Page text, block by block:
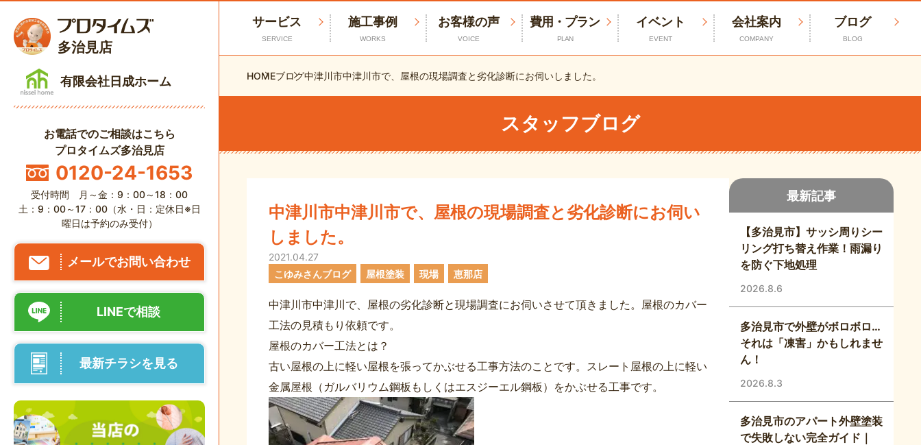
多治見店
有限会社日成ホーム
お電話でのご相談はこちら
プロタイムズ多治見店
0120-24-1653
受付時間 月～金：9：00～18：00
土：9：00～17：00（水・日：定休日※日
曜日は予約のみ受付）
メールでお問い合わせ
LINEで相談
最新チラシを見る
サービス
SERVICE
施工事例
WORKS
お客様の声
VOICE
費用・プラン
PLAN
イベント
EVENT
会社案内
COMPANY
ブログ
BLOG
HOMEブログ中津川市中津川市で、屋根の現場調査と劣化診断にお伺いしました。
スタッフブログ
中津川市中津川市で、屋根の現場調査と劣化診断にお伺い
しました。
2021.04.27
こゆみさんブログ
屋根塗装 現場 恵那店
中津川市中津川で、屋根の劣化診断と現場調査にお伺いさせて頂きました。屋根のカバー
工法の見積もり依頼です。
屋根のカバー工法とは？
古い屋根の上に軽い屋根を張ってかぶせる工事方法のことです。スレート屋根の上に軽い
金属屋根（ガルバリウム鋼板もしくはエスジーエル鋼板）をかぶせる工事です。
最新記事
【多治見市】サッシ周りシー
リング打ち替え作業！雨漏り
を防ぐ下地処理
2026.8.6
多治見市で外壁がボロボロ…
それは「凍害」かもしれませ
ん！
2026.8.3
多治見市のアパート外壁塗装
で失敗しない完全ガイド｜